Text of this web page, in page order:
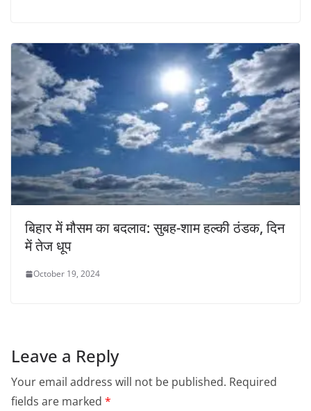
बिहार में मौसम का बदलाव: सुबह-शाम हल्की ठंडक, दिन
में तेज धूप
October 19, 2024
Leave a Reply
Your email address will not be published. Required
fields are marked *